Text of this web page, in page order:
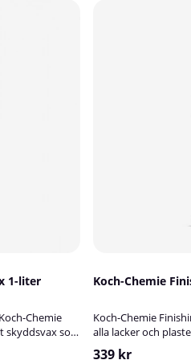
1-liter
Chemie
skyddsvax som
Koch-Chemie
Koch-Chemie
alla lacker och
BMP är ett
339 kr